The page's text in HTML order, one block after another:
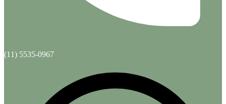
(11) 5535-0967